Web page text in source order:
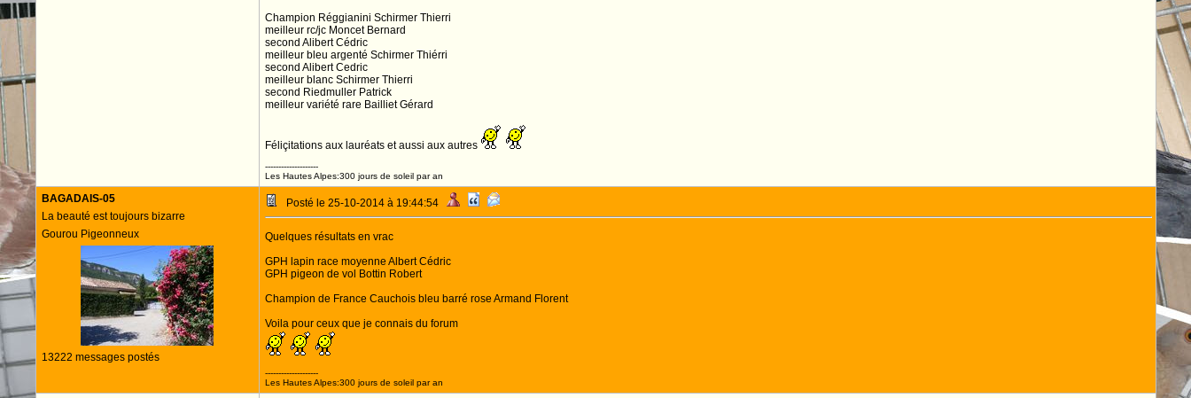
Champion Réggianini Schirmer Thierri
meilleur rc/jc Moncet Bernard
second Alibert Cédric
meilleur bleu argenté Schirmer Thiérri
second Alibert Cedric
meilleur blanc Schirmer Thierri
second Riedmuller Patrick
meilleur variété rare Bailliet Gérard
Féliçitations aux lauréats et aussi aux autres
--------------------
Les Hautes Alpes:300 jours de soleil par an
BAGADAIS-05
La beauté est toujours bizarre
Gourou Pigeonneux
13222 messages postés
Posté le 25-10-2014 à 19:44:54
Quelques résultats en vrac
GPH lapin race moyenne Albert Cédric
GPH pigeon de vol Bottin Robert
Champion de France Cauchois bleu barré rose Armand Florent
Voila pour ceux que je connais du forum
--------------------
Les Hautes Alpes:300 jours de soleil par an